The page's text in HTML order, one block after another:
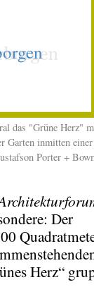
das "Grüne Herz"
Garten inmitten
Porter +
Der
Herz“